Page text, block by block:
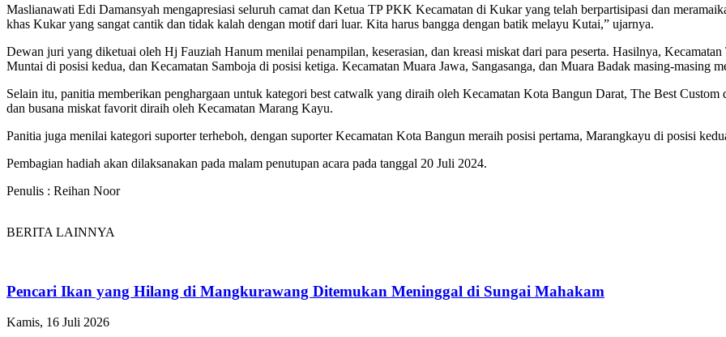
Maslianawati Edi Damansyah mengapresiasi seluruh camat dan Ketua TP PKK Kecamatan di Kukar yang telah berpartisipasi dan
khas Kukar yang sangat cantik dan tidak kalah dengan motif dari luar. Kita harus bangga dengan batik melayu Kutai,” ujarnya.
Dewan juri yang diketuai oleh Hj Fauziah Hanum menilai penampilan, keserasian, dan kreasi miskat dari para peserta. Hasilnya,
Muntai di posisi kedua, dan Kecamatan Samboja di posisi ketiga. Kecamatan Muara Jawa, Sangasanga, dan Muara Badak masing-masing
Selain itu, panitia memberikan penghargaan untuk kategori best catwalk yang diraih oleh Kecamatan Kota Bangun Darat, The Best
dan busana miskat favorit diraih oleh Kecamatan Marang Kayu.
Panitia juga menilai kategori suporter terheboh, dengan suporter Kecamatan Kota Bangun meraih posisi pertama, Marangkayu di posisi
Pembagian hadiah akan dilaksanakan pada malam penutupan acara pada tanggal 20 Juli 2024.
Penulis : Reihan Noor
BERITA LAINNYA
Pencari Ikan yang Hilang di Mangkurawang Ditemukan Meninggal di Sungai Mahakam
Kamis, 16 Juli 2026